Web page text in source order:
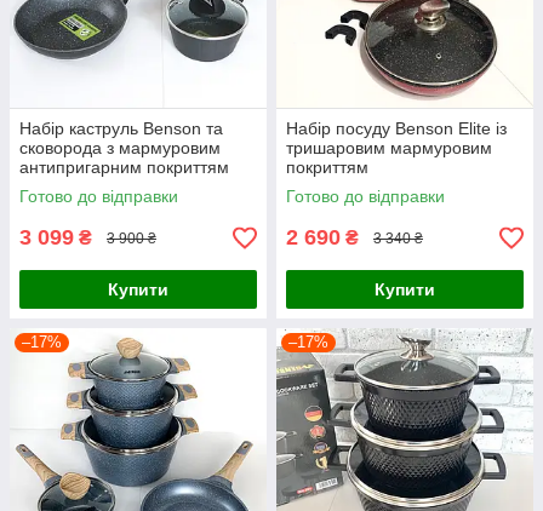
Набір каструль Benson та
сковорода з мармуровим
антипригарним покриттям
Готово до відправки
3 099 ₴ 3 900 ₴
Купити
Набір посуду Benson Elite із
тришаровим мармуровим
покриттям
Готово до відправки
2 690 ₴ 3 340 ₴
Купити
–17% –17%